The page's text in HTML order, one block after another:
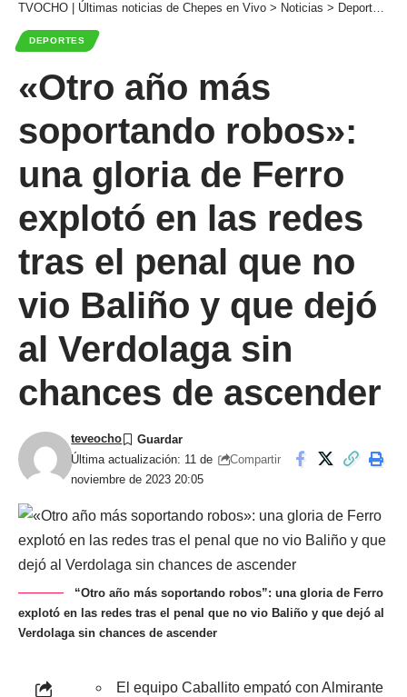
TVOCHO | Últimas noticias de Chepes en Vivo > Noticias > Deportes
DEPORTES
«Otro año más
soportando robos»:
una gloria de Ferro
explotó en las redes
tras el penal que no
vio Baliño y que dejó
al Verdolaga sin
chances de ascender
Última actualización: 11 de
noviembre de 2023 20:05
teveocho
Compartir
“Otro año más soportando robos”: una gloria de Ferro
explotó en las redes tras el penal que no vio Baliño y que dejó al
Verdolaga sin chances de ascender
El equipo Caballito empató con Almirante